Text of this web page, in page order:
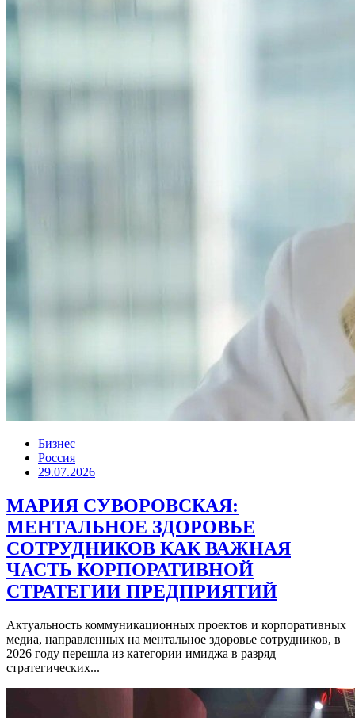
Бизнес
Россия
29.07.2026
МАРИЯ СУВОРОВСКАЯ:
МЕНТАЛЬНОЕ ЗДОРОВЬЕ
СОТРУДНИКОВ КАК ВАЖНАЯ
ЧАСТЬ КОРПОРАТИВНОЙ
СТРАТЕГИИ ПРЕДПРИЯТИЙ
Актуальность коммуникационных проектов и корпоративных
медиа, направленных на ментальное здоровье сотрудников, в
2026 году перешла из категории имиджа в разряд
стратегических...